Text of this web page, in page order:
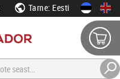
Tarne: Eesti